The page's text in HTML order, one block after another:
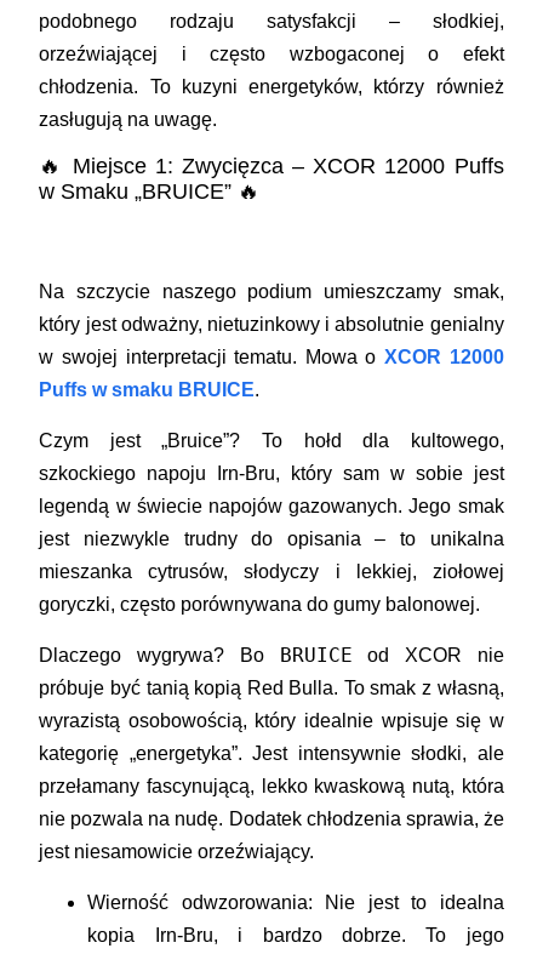
podobnego rodzaju satysfakcji – słodkiej,
orzeźwiającej i często wzbogaconej o efekt
chłodzenia. To kuzyni energetyków, którzy również
zasługują na uwagę.
🔥 Miejsce 1: Zwycięzca – XCOR 12000 Puffs
w Smaku „BRUICE” 🔥
Na szczycie naszego podium umieszczamy smak,
który jest odważny, nietuzinkowy i absolutnie genialny
w swojej interpretacji tematu. Mowa oXCOR 12000
Puffs w smaku BRUICE.
Czym jest „Bruice”? To hołd dla kultowego,
szkockiego napoju Irn-Bru, który sam w sobie jest
legendą w świecie napojów gazowanych. Jego smak
jest niezwykle trudny do opisania – to unikalna
mieszanka cytrusów, słodyczy i lekkiej, ziołowej
goryczki, często porównywana do gumy balonowej.
Dlaczego wygrywa? Bo BRUICE od XCOR nie
próbuje być tanią kopią Red Bulla. To smak z własną,
wyrazistą osobowością, który idealnie wpisuje się w
kategorię „energetyka”. Jest intensywnie słodki, ale
przełamany fascynującą, lekko kwaskową nutą, która
nie pozwala na nudę. Dodatek chłodzenia sprawia, że
jest niesamowicie orzeźwiający.
Wierność odwzorowania: Nie jest to idealna
kopia Irn-Bru, i bardzo dobrze. To jego